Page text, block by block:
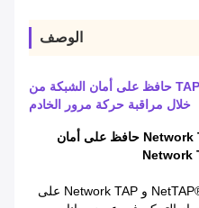
الوصف
شبكة حلحزمة الوسيط و شبكة TAP حافظ على أمان الشبكة من
خلال مراقبة حركة مرور الخادم
Network Packet Broker و Network TAP حافظ على أمان
يحافظ NetTAP® Network Packet Broker و Network TAP على